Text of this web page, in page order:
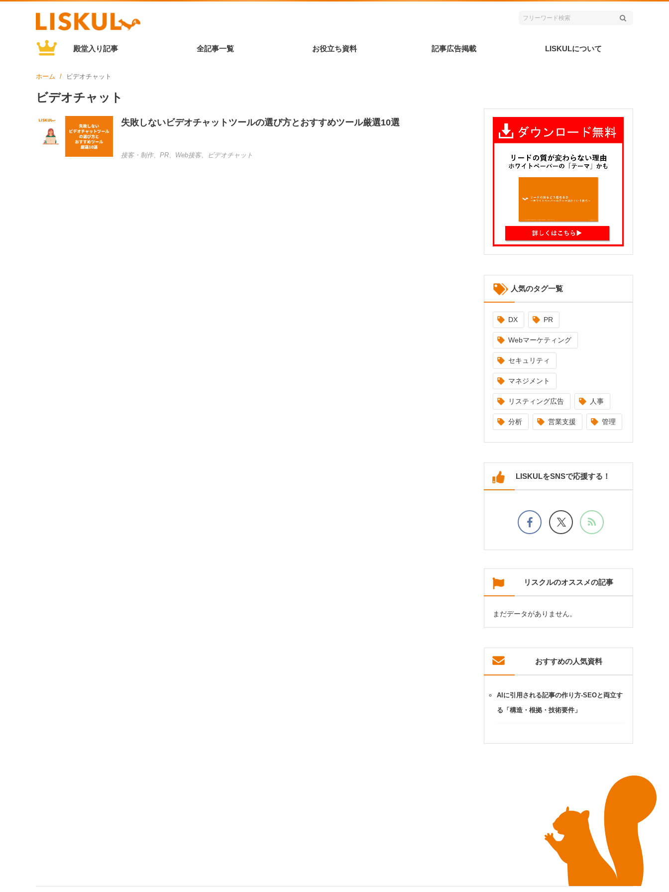
殿堂入り記事 全記事一覧 お役立ち資料 記事広告掲載 LISKULについて
ホーム ビデオチャット
ビデオチャット
失敗しないビデオチャットツールの選び方とおすすめツール厳選10選
接客・制作、 PR、 Web接客、 ビデオチャット
人気のタグ一覧
DX PR
Webマーケティング
セキュリティ
マネジメント
リスティング広告 人事
分析 営業支援 管理
LISKULをSNSで応援する！
リスクルのオススメの記事
まだデータがありません。
おすすめの人気資料
AIに引用される記事の作り方-SEOと両立す
る「構造・根拠・技術要件」